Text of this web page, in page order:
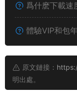
爲什麽下載速
體驗VIP和包
原文鏈接：
明出處。